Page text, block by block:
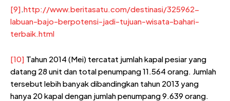
[9] http://www.beritasatu.com/destinasi/325962-
labuan-bajo-berpotensi-jadi-tujuan-wisata-bahari-
terbaik.html
[10] Tahun 2014 (Mei) tercatat jumlah kapal pesiar yang
datang 28 unit dan total penumpang 11.564 orang. Jumlah
tersebut lebih banyak dibandingkan tahun 2013 yang
hanya 20 kapal dengan jumlah penumpang 9.639 orang.